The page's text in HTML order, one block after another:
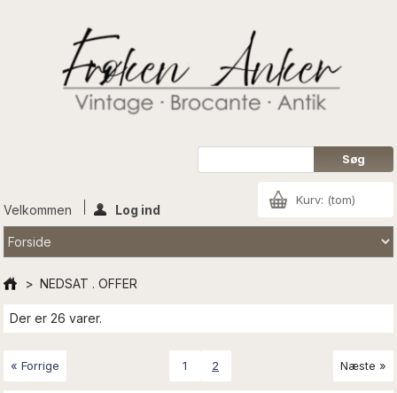
Kurv: (tom)
Velkommen Log ind
> NEDSAT . OFFER
Der er 26 varer.
« Forrige 1 2 Næste »